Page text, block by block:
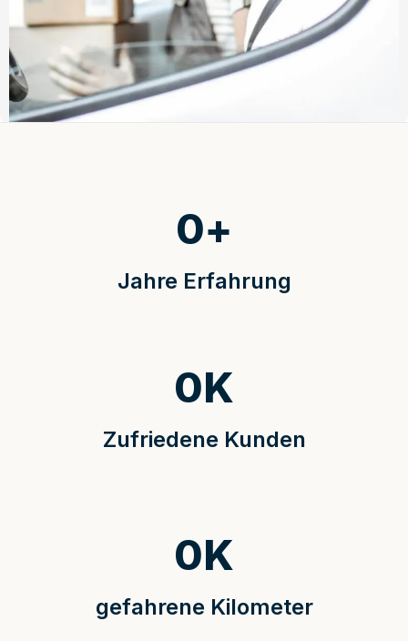
Jahre Erfahrung
0+
Zufriedene Kunden
0K
gefahrene Kilometer
0K